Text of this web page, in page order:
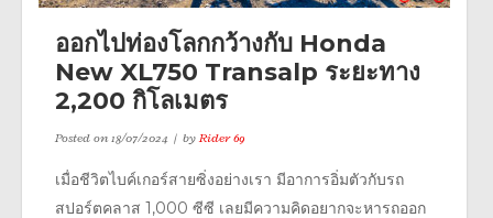
ออกไปท่องโลกกว้างกับ Honda
New XL750 Transalp ระยะทาง
2,200 กิโลเมตร
Posted on18/07/2024 byRider 69
เมื่อชีวิตไบค์เกอร์สายซิ่งอย่างเรา มีอาการอิ่มตัวกับรถ
สปอร์ตคลาส 1,000 ซีซี เลยมีความคิดอยากจะหารถออก